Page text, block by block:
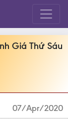
Giá Thứ Sáu
07/Apr/2020